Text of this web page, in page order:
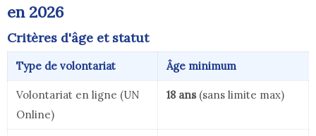
en 2026
Critères d'âge et statut
Type de volontariat Âge minimum
Volontariat en ligne (UN
Online)
18 ans (sans limite max)